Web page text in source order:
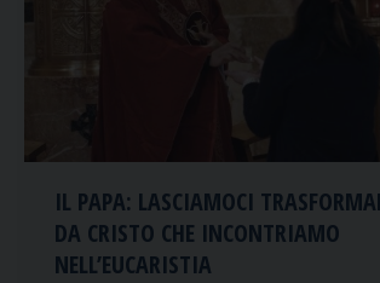
IL PAPA: LASCIAMOCI
DA CRISTO CHE INCONTRIAMO
NELL’EUCARISTIA